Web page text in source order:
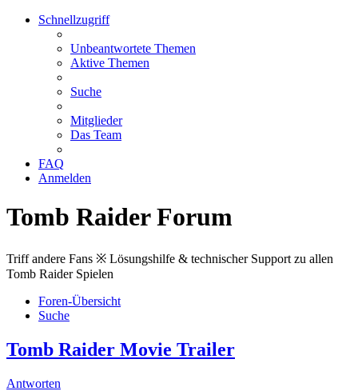
Schnellzugriff
Unbeantwortete Themen
Aktive Themen
Suche
Mitglieder
Das Team
FAQ
Anmelden
Tomb Raider Forum
Triff andere Fans ※ Lösungshilfe & technischer Support zu allen
Tomb Raider Spielen
Foren-Übersicht
Suche
Tomb Raider Movie Trailer
Antworten